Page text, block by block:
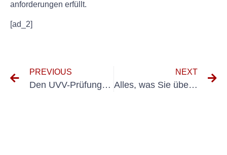
anforderungen erfüllt.
[ad_2]
PREVIOUS
Den UVV-Prüfungsprozess für PKW-Fahrzeuge verstehen: Wichtige Schritte und Anforderungen
NEXT
Alles, was Sie über die UVV-Prüfung in Panketal wissen müssen